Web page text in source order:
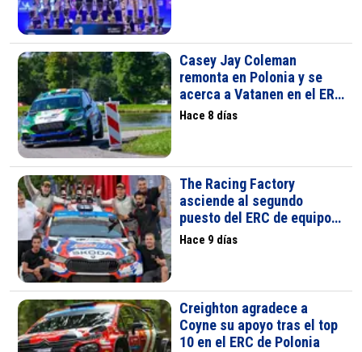
Casey Jay Coleman
remonta en Polonia y se
acerca a Vatanen en el ERC
Fiesta Rally3 Trophy a 7
Hace 8 días
The Racing Factory
asciende al segundo
puesto del ERC de equipos
tras Polonia
Hace 9 días
Creighton agradece a
Coyne su apoyo tras el top
10 en el ERC de Polonia